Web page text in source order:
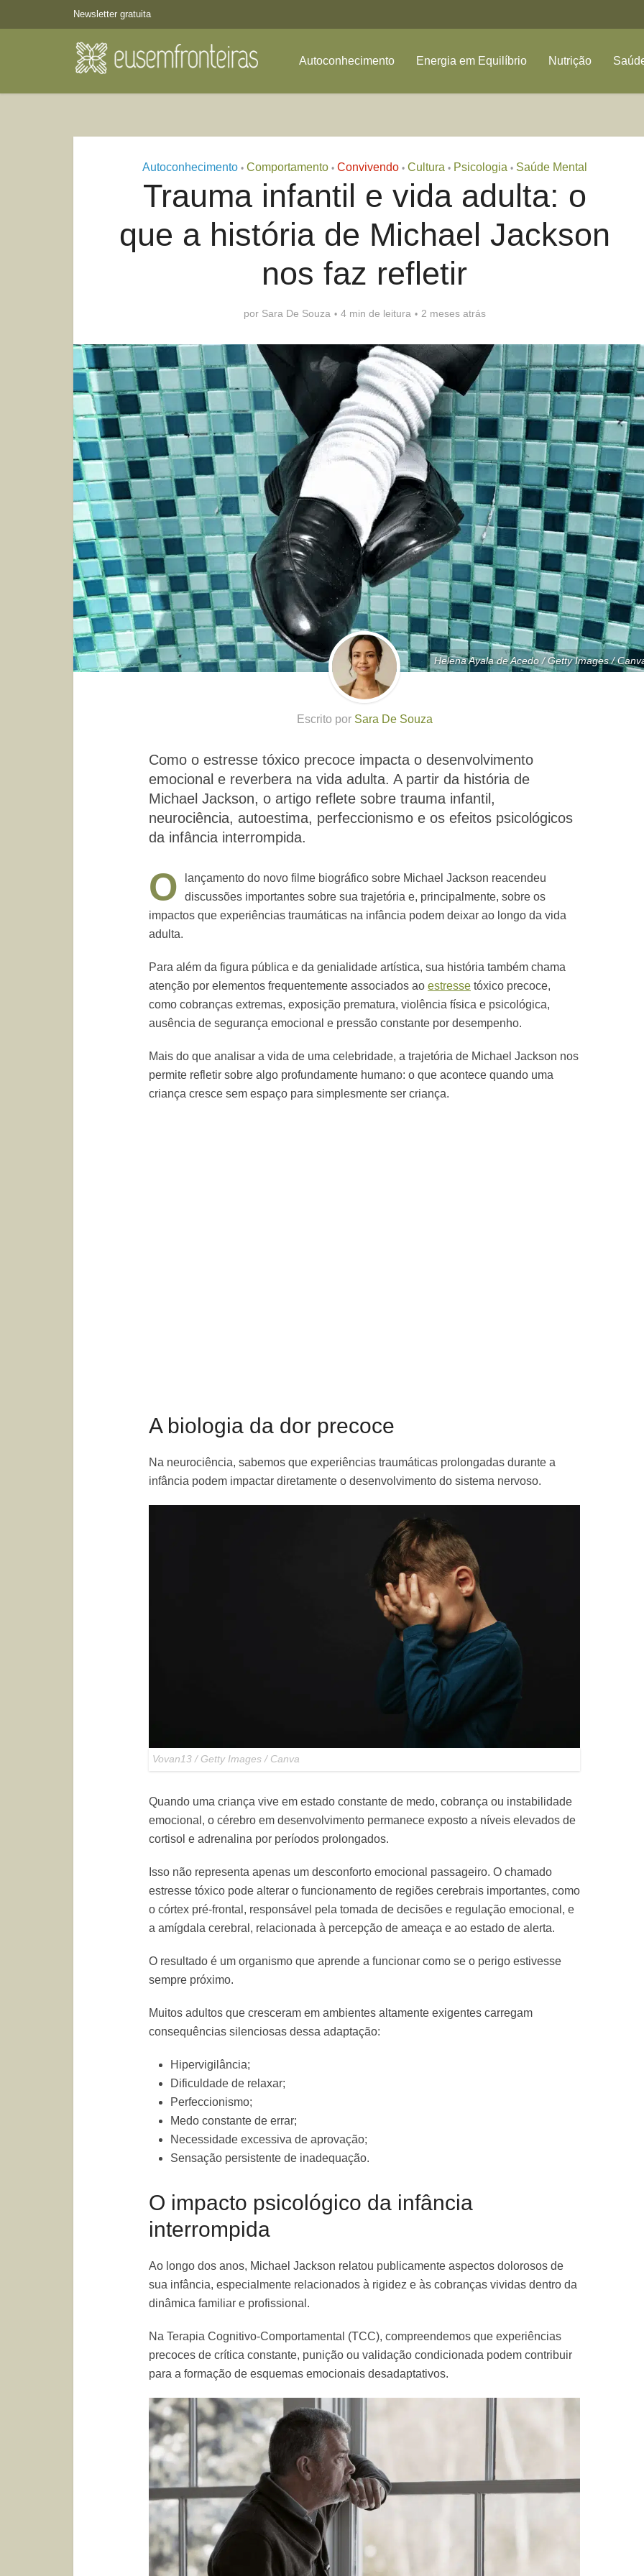
Newsletter gratuita
Autoconhecimento Energia em Equilíbrio Nutrição
Autoconhecimento • Comportamento • Convivendo • Cultura • Psicologia • Saúde Mental
Trauma infantil e vida adulta: o
que a história de Michael Jackson
nos faz refletir
por Sara De Souza 4 min de leitura 2 meses atrás
Helena Ayala de Acedo / Getty Images /
Escrito por Sara De Souza
Como o estresse tóxico precoce impacta o desenvolvimento
emocional e reverbera na vida adulta. A partir da história de
Michael Jackson, o artigo reflete sobre trauma infantil,
neurociência, autoestima, perfeccionismo e os efeitos psicológicos
da infância interrompida.
O
lançamento do novo filme biográfico sobre Michael Jackson reacendeu
discussões importantes sobre sua trajetória e, principalmente, sobre os
impactos que experiências traumáticas na infância podem deixar ao longo da vida
adulta.
Para além da figura pública e da genialidade artística, sua história também chama
atenção por elementos frequentemente associados ao estresse tóxico precoce,
como cobranças extremas, exposição prematura, violência física e psicológica,
ausência de segurança emocional e pressão constante por desempenho.
Mais do que analisar a vida de uma celebridade, a trajetória de Michael Jackson nos
permite refletir sobre algo profundamente humano: o que acontece quando uma
criança cresce sem espaço para simplesmente ser criança.
A biologia da dor precoce
Na neurociência, sabemos que experiências traumáticas prolongadas durante a
infância podem impactar diretamente o desenvolvimento do sistema nervoso.
Vovan13 / Getty Images / Canva
Quando uma criança vive em estado constante de medo, cobrança ou instabilidade
emocional, o cérebro em desenvolvimento permanece exposto a níveis elevados de
cortisol e adrenalina por períodos prolongados.
Isso não representa apenas um desconforto emocional passageiro. O chamado
estresse tóxico pode alterar o funcionamento de regiões cerebrais importantes, como
o córtex pré-frontal, responsável pela tomada de decisões e regulação emocional, e
a amígdala cerebral, relacionada à percepção de ameaça e ao estado de alerta.
O resultado é um organismo que aprende a funcionar como se o perigo estivesse
sempre próximo.
Muitos adultos que cresceram em ambientes altamente exigentes carregam
consequências silenciosas dessa adaptação:
Hipervigilância;
Dificuldade de relaxar;
Perfeccionismo;
Medo constante de errar;
Necessidade excessiva de aprovação;
Sensação persistente de inadequação.
O impacto psicológico da infância
interrompida
Ao longo dos anos, Michael Jackson relatou publicamente aspectos dolorosos de
sua infância, especialmente relacionados à rigidez e às cobranças vividas dentro da
dinâmica familiar e profissional.
Na Terapia Cognitivo-Comportamental (TCC), compreendemos que experiências
precoces de crítica constante, punição ou validação condicionada podem contribuir
para a formação de esquemas emocionais desadaptativos.